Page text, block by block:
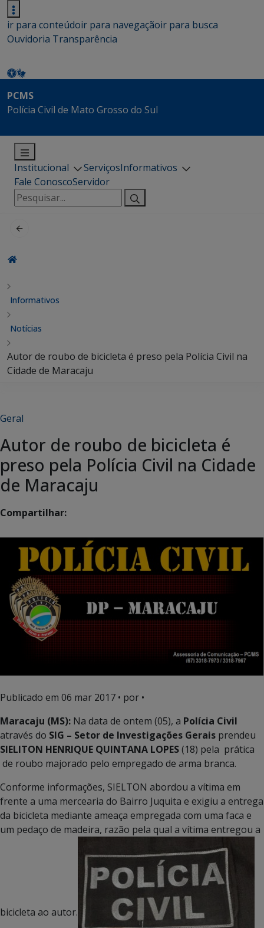
ir para conteúdoir para navegaçãoir para busca
Ouvidoria Transparência
PCMS
Polícia Civil de Mato Grosso do Sul
Institucional ServiçosInformativos
Fale ConoscoServidor
Pesquisar
por:
Informativos
Notícias
Autor de roubo de bicicleta é preso pela Polícia Civil na
Cidade de Maracaju
Geral
Autor de roubo de bicicleta é
preso pela Polícia Civil na Cidade
de Maracaju
Compartilhar:
Publicado em 06 mar 2017 • por •
Maracaju (MS): Na data de ontem (05), a Polícia Civil
através do SIG – Setor de Investigações Gerais prendeu
SIELITON HENRIQUE QUINTANA LOPES(18) pela prática
de roubo majorado pelo empregado de arma branca.
Conforme informações, SIELTON abordou a vítima em
frente a uma mercearia do Bairro Juquita e exigiu a entrega
da bicicleta mediante ameaça empregada com uma faca e
um pedaço de madeira, razão pela qual a vítima entregou a
bicicleta ao autor.